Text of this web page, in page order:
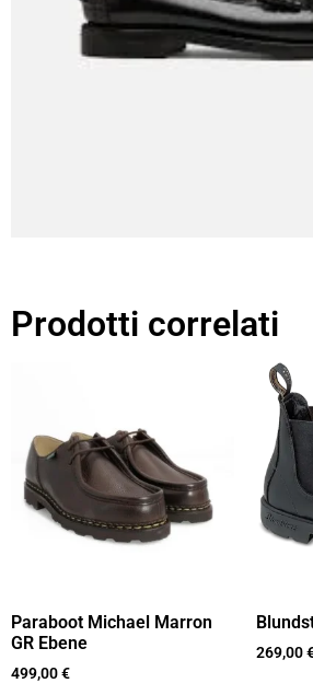
Prodotti correlati
Paraboot Michael Marron
GR Ebene
499,00€
269,00